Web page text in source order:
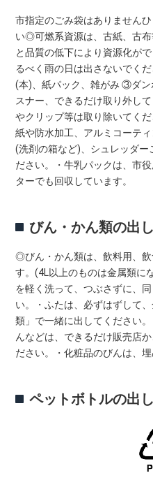
市指定のごみ袋はありません
い◎可燃系資源は、古紙、古
と品質の低下により資源化が
るべく雨の日は出さないでく
(本)、紙パック、雑がみ ③ダ
スナー、できるだけ取り外して
やクリップ等は取り除いてく
紙や防水加工、アルミコーテ
(洗剤の箱など)、シュレッダー
ださい。・牛乳パックは、市
ターでも回収しています。
びん・かん類の出
◎びん・かん類は、飲料用、
す。(4L以上のものは金属類に
を軽く洗って、つぶさずに、
い。・ふたは、必ずはずして
類」で一緒に出してください
んなどは、できるだけ販売店
ださい。・化粧品のびんは、埋
ペットボトルの出